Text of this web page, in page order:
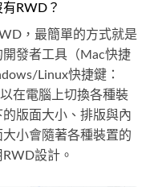
RWD？
，最簡單的方式就是
發者工具（Mac快捷
Linux快捷鍵：
在電腦上切換各種裝
版面大小、排版與內
小會隨著各種裝置的
設計。